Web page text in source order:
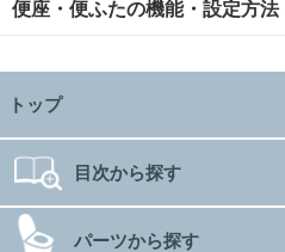
便座・便ふたの機能・設定方法
トップ
目次から探す
パーツから探す